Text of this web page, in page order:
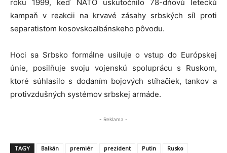
roku 1999, keď NATO uskutočnilo 78-dňovú leteckú
kampaň v reakcii na krvavé zásahy srbských síl proti
separatistom kosovskoalbánskeho pôvodu.
Hoci sa Srbsko formálne usiluje o vstup do Európskej
únie, posilňuje svoju vojenskú spoluprácu s Ruskom,
ktoré súhlasilo s dodaním bojových stíhačiek, tankov a
protivzdušných systémov srbskej armáde.
- Reklama -
TAGY Balkán premiér prezident Putin
Rusko